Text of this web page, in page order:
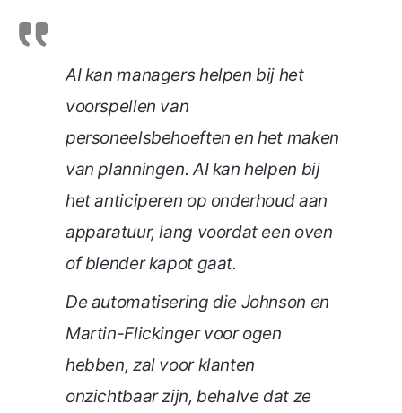
AI kan managers helpen bij het
voorspellen van
personeelsbehoeften en het maken
van planningen. AI kan helpen bij
het anticiperen op onderhoud aan
apparatuur, lang voordat een oven
of blender kapot gaat.
De automatisering die Johnson en
Martin-Flickinger voor ogen
hebben, zal voor klanten
onzichtbaar zijn, behalve dat ze